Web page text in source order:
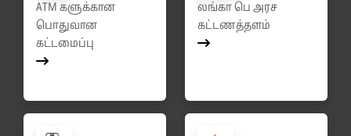
ATM களுக்கான
பொதுவான
கட்டமைப்பு
லங்கா பெ அரச
கட்டணத்தளம்